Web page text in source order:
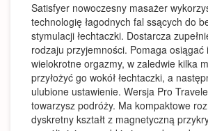
Satisfyer nowoczesny masażer
technologię łagodnych fal ssących do
stymulacji łechtaczki. Dostarcza
rodzaju przyjemności. Pomaga osiągać
wielokrotne orgazmy, w zaledwie kilka
przyłożyć go wokół łechtaczki, a
ulubione ustawienie. Wersja Pro
towarzysz podróży. Ma kompaktowe
dyskretny kształt z magnetyczną